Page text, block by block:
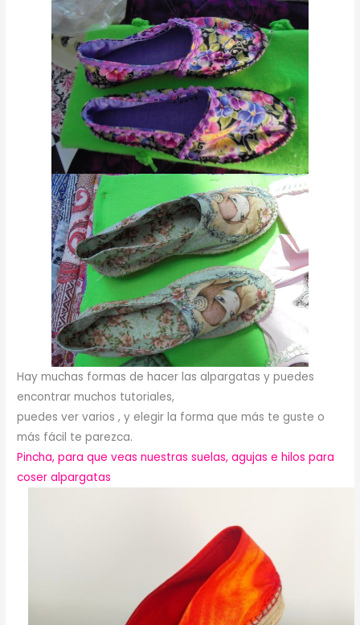
Hay muchas formas de hacer las alpargatas y puedes
encontrar muchos tutoriales,
puedes ver varios , y elegir la forma que más te guste o
más fácil te parezca.
Pincha, para que veas nuestras suelas, agujas e hilos para
coser alpargatas